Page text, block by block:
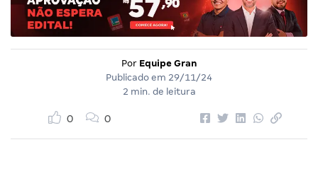
Por Equipe Gran
Publicado em 29/11/24
2 min. de leitura
0 0